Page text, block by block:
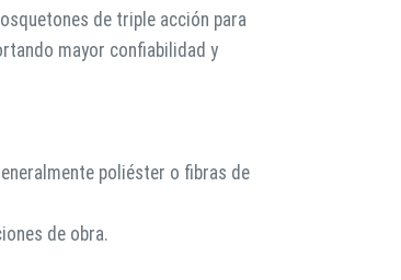
de triple acción para
mayor confiabilidad y
poliéster o fibras de
de obra.